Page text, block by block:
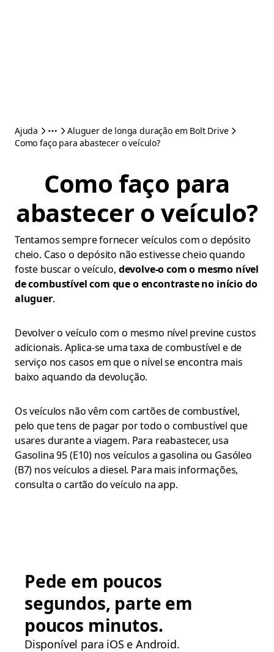
Ajuda
Aluguer de longa duração em Bolt Drive
Como faço para abastecer o veículo?
Como faço para
abastecer o veículo?
Tentamos sempre fornecer veículos com o depósito
cheio. Caso o depósito não estivesse cheio quando
foste buscar o veículo, devolve-o com o mesmo nível
de combustível com que o encontraste no início do
aluguer.
Devolver o veículo com o mesmo nível previne custos
adicionais. Aplica-se uma taxa de combustível e de
serviço nos casos em que o nível se encontra mais
baixo aquando da devolução.
Os veículos não vêm com cartões de combustível,
pelo que tens de pagar por todo o combustível que
usares durante a viagem. Para reabastecer, usa
Gasolina 95 (E10) nos veículos a gasolina ou Gasóleo
(B7) nos veículos a diesel. Para mais informações,
consulta o cartão do veículo na app.
Pede em poucos
segundos, parte em
poucos minutos.
Disponível para iOS e Android.